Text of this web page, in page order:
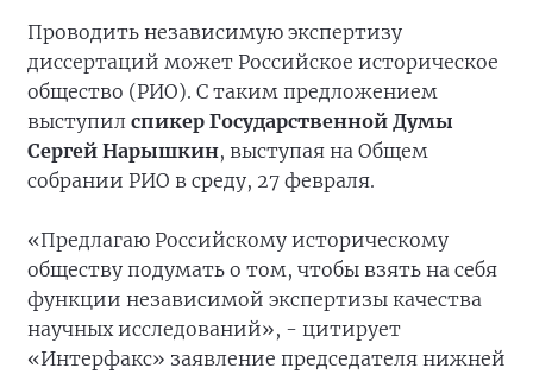
Проводить независимую экспертизу
диссертаций может Российское историческое
общество (РИО). С таким предложением
выступил спикер Государственной Думы
Сергей Нарышкин, выступая на Общем
собрании РИО в среду, 27 февраля.
«Предлагаю Российскому историческому
обществу подумать о том, чтобы взять на себя
функции независимой экспертизы качества
научных исследований», - цитирует
«Интерфакс» заявление председателя нижней